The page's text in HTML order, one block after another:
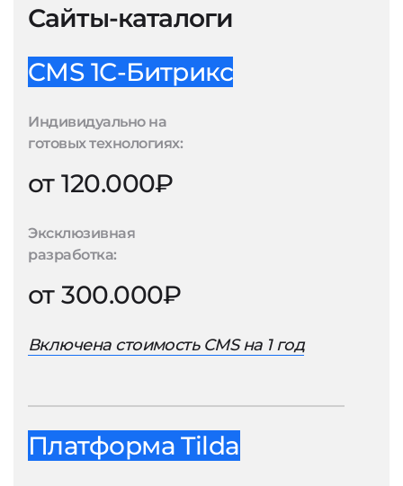
Сайты-каталоги
CMS 1С-Битрикс
Индивидуально на
готовых технологиях:
от 120.000₽
Эксклюзивная
разработка:
от 300.000₽
Включена стоимость CMS на 1 год
Платформа Tilda